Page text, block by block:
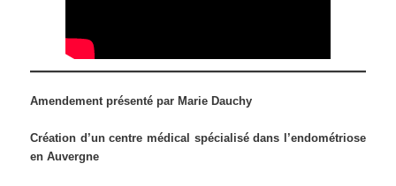
Amendement présenté par Marie Dauchy
Création d’un centre médical spécialisé dans l’endométriose
en Auvergne